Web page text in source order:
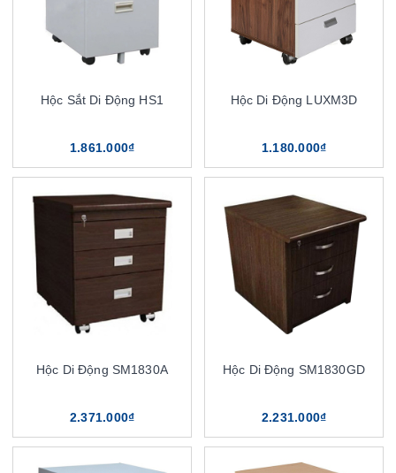
Hộc Sắt Di Động HS1
1.861.000₫
Hộc Di Động LUXM3D
1.180.000₫
Hộc Di Động SM1830A
2.371.000₫
Hộc Di Động SM1830GD
2.231.000₫